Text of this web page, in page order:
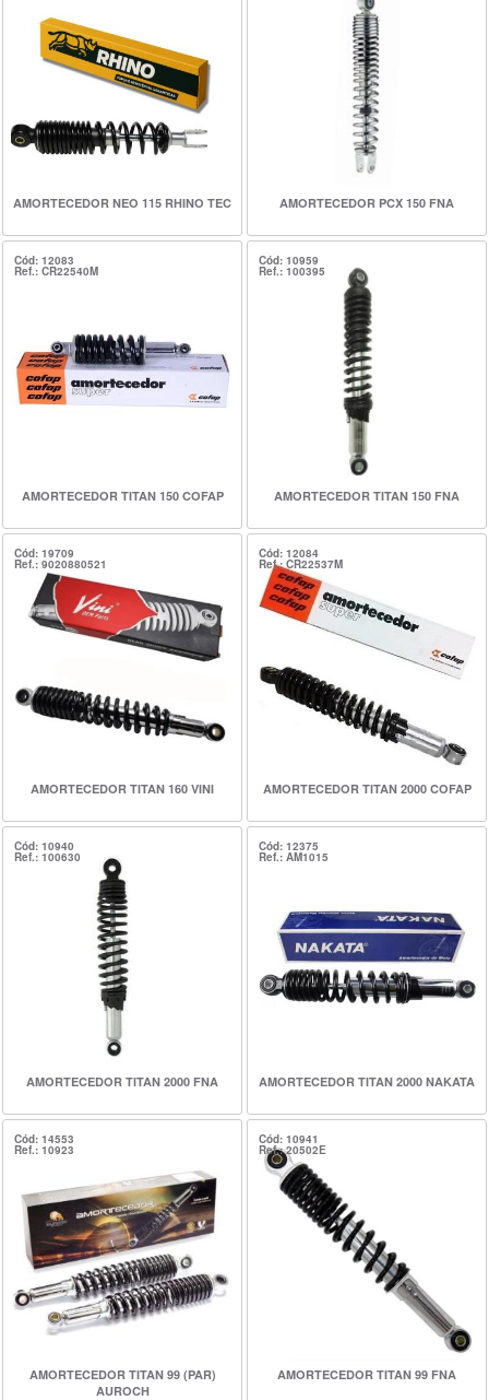
AMORTECEDOR NEO 115 RHINO TEC AMORTECEDOR PCX 150 FNA
Cód: 12083
Ref.: CR22540M
AMORTECEDOR TITAN 150 COFAP
Cód: 10959
Ref.: 100395
AMORTECEDOR TITAN 150 FNA
Cód: 19709
Ref.: 9020880521
AMORTECEDOR TITAN 160 VINI
Cód: 12084
Ref.: CR22537M
AMORTECEDOR TITAN 2000 COFAP
Cód: 10940
Ref.: 100630
AMORTECEDOR TITAN 2000 FNA
Cód: 12375
Ref.: AM1015
AMORTECEDOR TITAN 2000 NAKATA
Cód: 14553
Ref.: 10923
AMORTECEDOR TITAN 99 (PAR)
AUROCH
Cód: 10941
Ref.: 20502E
AMORTECEDOR TITAN 99 FNA